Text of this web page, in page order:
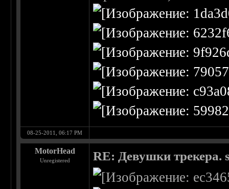
08-25-2011, 06:17 PM
MotorHead
Unregistered RE: Девушки трекера.